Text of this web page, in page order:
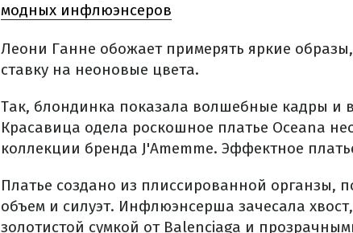
модных инфлюэнсеров
Леони Ганне обожает примерять яркие
ставку на неоновые цвета.
Так, блондинка показала волшебные кадры и
Красавица одела роскошное платье Oceana
коллекции бренда J'Amemme. Эффектное
Платье создано из плиссированной органзы,
объем и силуэт. Инфлюэнсерша зачесала
золотистой сумкой от Balenciaga и